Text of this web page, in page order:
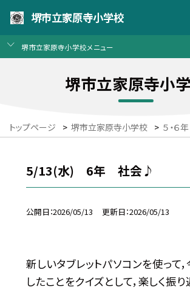
堺市立家原寺小学校
堺市立家原寺小学校メニュー
堺市立家原寺小
トップページ > 堺市立家原寺小学校 > ５・６年
5/13(水) 6年 社会♪
公開日 2026/05/13 更新日 2026/05/13
新しいタブレットパソコンを使って
したことをクイズとして，楽しく振